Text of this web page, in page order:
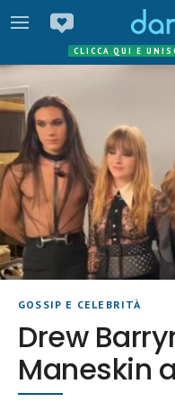
CLICCA QUI E
GOSSIP E CELEBRITÀ
Drew
Maneskin